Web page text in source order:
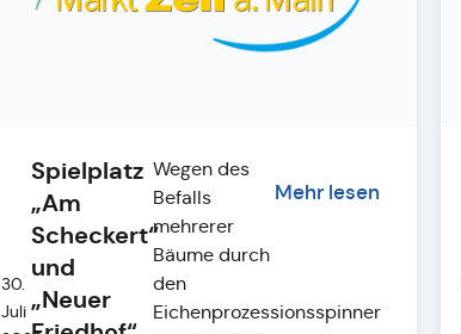
30.
Juli
Spielplatz
„Am
Scheckert“
und
„Neuer
Wegen des
Befalls
mehrerer
Bäume durch
den
Eichenprozessionsspinner
Mehr lesen